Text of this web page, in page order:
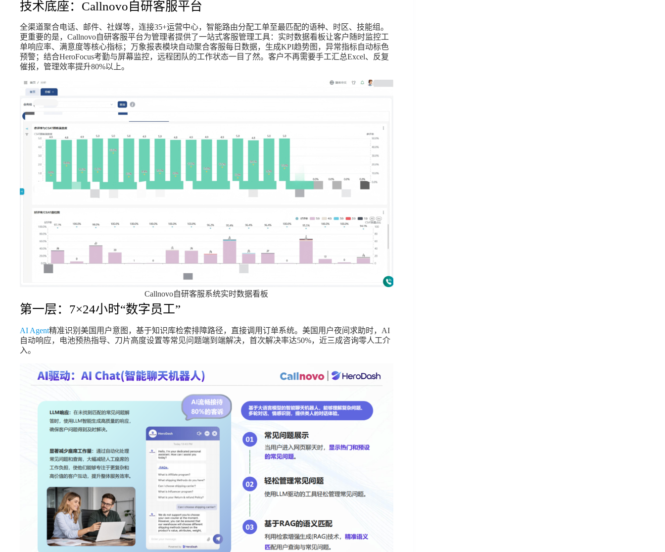
技术底座：Callnovo自研客服平台
全渠道聚合电话、邮件、社媒等，连接35+运营中心，智能路由分配工单至最匹配的语种、时区、技能组。
更重要的是，Callnovo自研客服平台为管理者提供了一站式客服管理工具：实时数据看板让客户随时监控工
单响应率、满意度等核心指标；万象报表模块自动聚合客服每日数据，生成KPI趋势图，异常指标自动标色
预警；结合HeroFocus考勤与屏幕监控，远程团队的工作状态一目了然。客户不再需要手工汇总Excel、反复
催报，管理效率提升80%以上。
Callnovo自研客服系统实时数据看板
第一层：7×24小时“数字员工”
AI Agent精准识别美国用户意图，基于知识库检索排障路径，直接调用订单系统。美国用户夜间求助时，AI
自动响应，电池预热指导、刀片高度设置等常见问题端到端解决，首次解决率达50%，近三成咨询零人工介
入。